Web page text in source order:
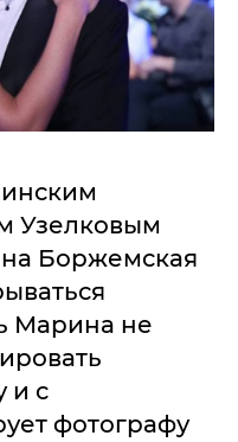
Узелковым
Боржемская
Марина не
и с
фотографу